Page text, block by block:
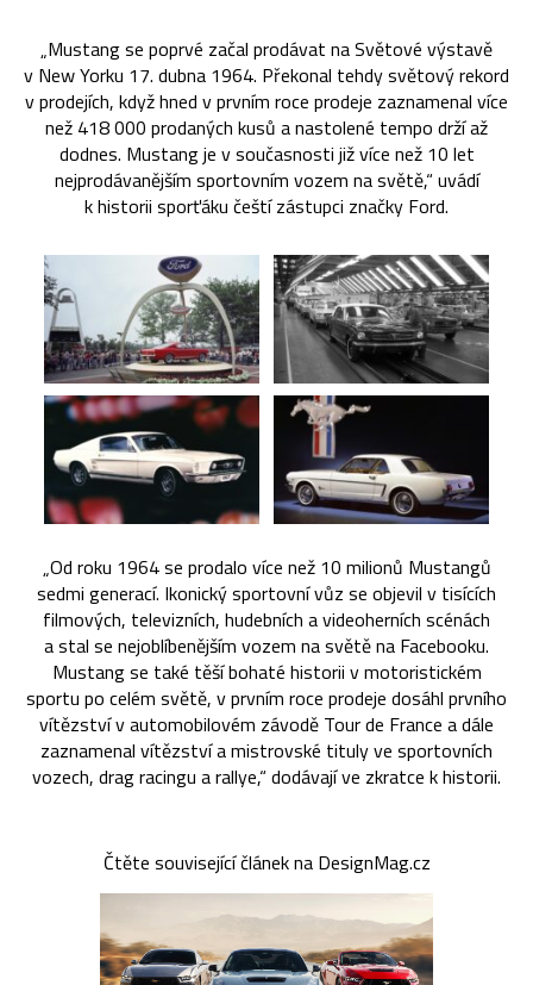
„Mustang se poprvé začal prodávat na Světové výstavě
v New Yorku 17. dubna 1964. Překonal tehdy světový rekord
v prodejích, když hned v prvním roce prodeje zaznamenal více
než 418 000 prodaných kusů a nastolené tempo drží až
dodnes. Mustang je v současnosti již více než 10 let
nejprodávanějším sportovním vozem na světě,“ uvádí
k historii sporťáku čeští zástupci značky Ford.
„Od roku 1964 se prodalo více než 10 milionů Mustangů
sedmi generací. Ikonický sportovní vůz se objevil v tisících
filmových, televizních, hudebních a videoherních scénách
a stal se nejoblíbenějším vozem na světě na Facebooku.
Mustang se také těší bohaté historii v motoristickém
sportu po celém světě, v prvním roce prodeje dosáhl prvního
vítězství v automobilovém závodě Tour de France a dále
zaznamenal vítězství a mistrovské tituly ve sportovních
vozech, drag racingu a rallye,“ dodávají ve zkratce k historii.
Čtěte související článek na DesignMag.cz